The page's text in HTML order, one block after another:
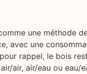
une méthode
avec une
rappel, le bois
air, air/eau ou